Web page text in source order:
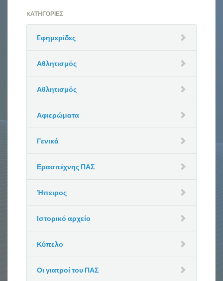
KΑΤΗΓΟΡΊΕΣ
Eφημερίδες
Αθλητισμός
Αθλητισμός
Αφιερώματα
Γενικά
Ερασιτέχνης ΠΑΣ
Ήπειρος
Ιστορικό αρχείο
Κύπελο
Οι γιατροί του ΠΑΣ